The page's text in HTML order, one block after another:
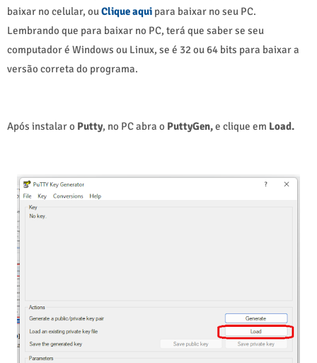
baixar no celular, ouClique aqui para baixar no seu PC.
Lembrando que para baixar no PC, terá que saber se seu
computador é Windows ou Linux, se é 32 ou 64 bits para baixar a
versão correta do programa.
Após instalar o Putty, no PC abra o PuttyGen,e clique em Load.